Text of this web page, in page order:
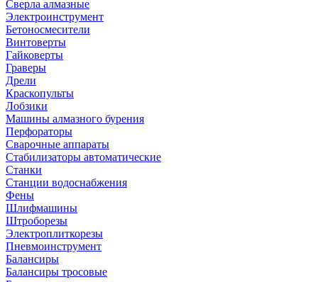
Сверла алмазные
Электроинструмент
Бетоносмесители
Винтоверты
Гайковерты
Граверы
Дрели
Краскопульты
Лобзики
Машины алмазного бурения
Перфораторы
Сварочные аппараты
Стабилизаторы автоматические
Станки
Станции водоснабжения
Фены
Шлифмашины
Штроборезы
Электроплиткорезы
Пневмоинструмент
Балансиры
Балансиры тросовые